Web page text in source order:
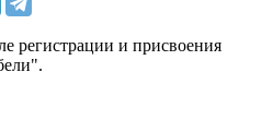
регистрации и присвоения